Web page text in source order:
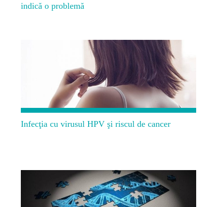
indică o problemă
Infecţia cu virusul HPV şi riscul de cancer